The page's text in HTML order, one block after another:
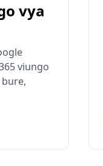
vya
viungo